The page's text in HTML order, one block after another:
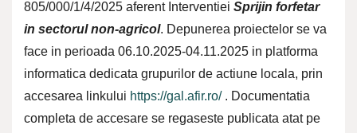
805/000/1/4/2025 aferent Interventiei Sprijin forfetar
in sectorul non-agricol. Depunerea proiectelor se va
face in perioada 06.10.2025-04.11.2025 in platforma
informatica dedicata grupurilor de actiune locala, prin
accesarea linkului https://gal.afir.ro/. Documentatia
completa de accesare se regaseste publicata atat pe